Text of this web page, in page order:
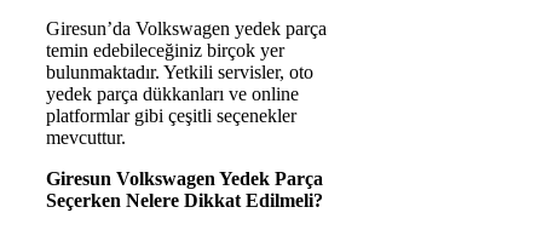
Giresun’da Volkswagen yedek parça
temin edebileceğiniz birçok yer
bulunmaktadır. Yetkili servisler, oto
yedek parça dükkanları ve online
platformlar gibi çeşitli seçenekler
mevcuttur.
Giresun Volkswagen Yedek Parça
Seçerken Nelere Dikkat Edilmeli?